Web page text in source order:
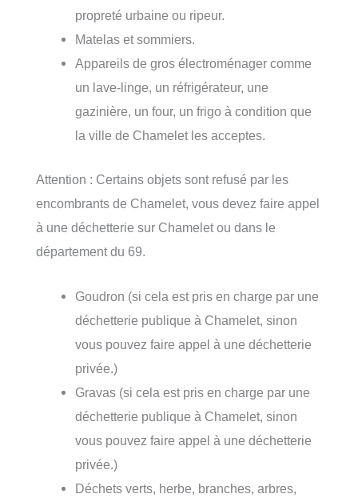
propreté urbaine ou ripeur.
Matelas et sommiers.
Appareils de gros électroménager comme
un lave-linge, un réfrigérateur, une
gazinière, un four, un frigo à condition que
la ville de Chamelet les acceptes.
Attention : Certains objets sont refusé par les
encombrants de Chamelet, vous devez faire appel
à une déchetterie sur Chamelet ou dans le
département du 69.
Goudron (si cela est pris en charge par une
déchetterie publique à Chamelet, sinon
vous pouvez faire appel à une déchetterie
privée.)
Gravas (si cela est pris en charge par une
déchetterie publique à Chamelet, sinon
vous pouvez faire appel à une déchetterie
privée.)
Déchets verts, herbe, branches, arbres,